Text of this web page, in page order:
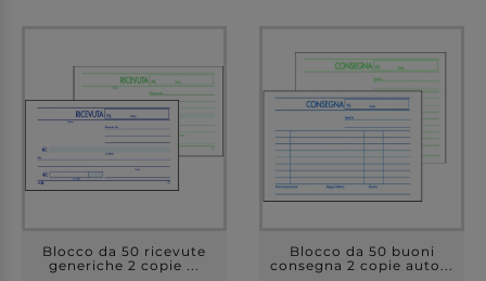
Blocco da 50 ricevute
generiche 2 copie ...
Blocco da 50 buoni
consegna 2 copie auto...